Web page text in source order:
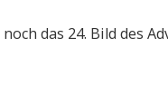
das 24. Bild des